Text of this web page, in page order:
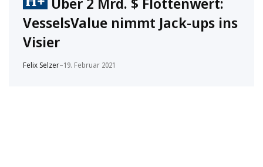
VesselsValue nimmt Jack-ups ins
Visier
Felix Selzer–19. Februar 2021